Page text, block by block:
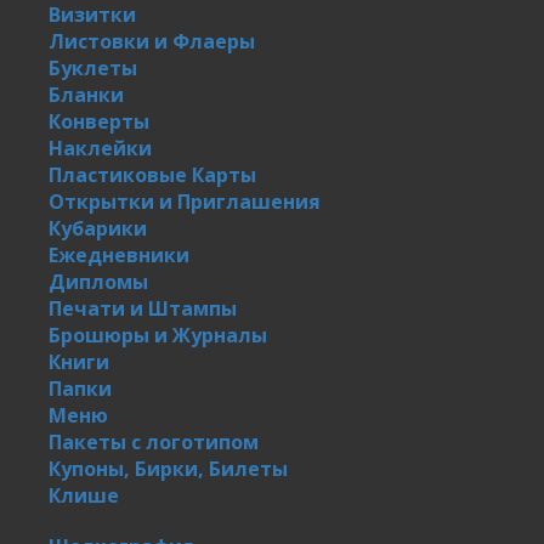
Визитки
Листовки и Флаеры
Буклеты
Бланки
Конверты
Наклейки
Пластиковые Карты
Открытки и Приглашения
Кубарики
Ежедневники
Дипломы
Печати и Штампы
Брошюры и Журналы
Книги
Папки
Меню
Пакеты с логотипом
Купоны, Бирки, Билеты
Клише